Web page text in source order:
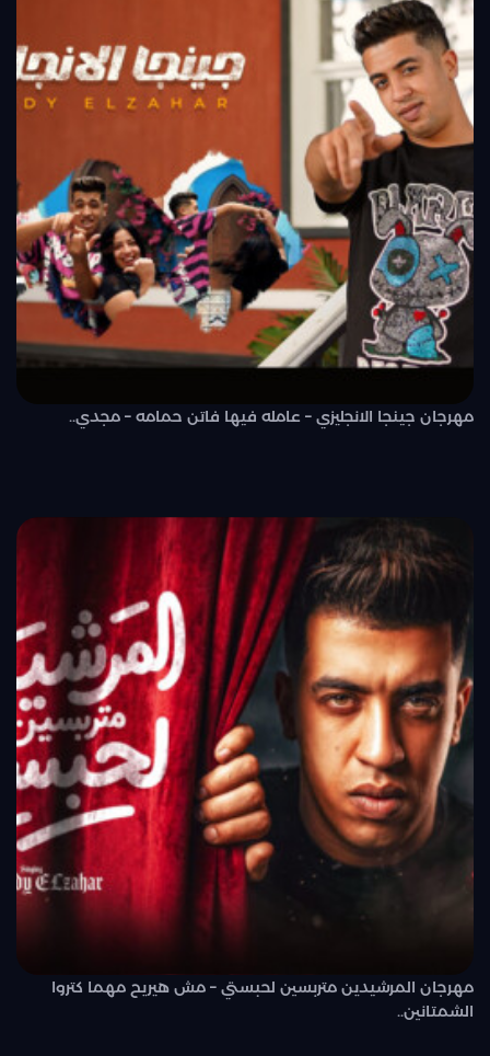
مهرجان جينجا الانجليزي – عامله فيها فاتن حمامه – مجدي..
مهرجان المرشيدين متربسين لحبستي – مش هيريح مهما كتروا
الشمتانين..